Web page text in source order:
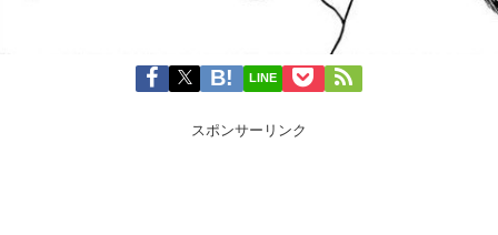
LINE
スポンサーリンク